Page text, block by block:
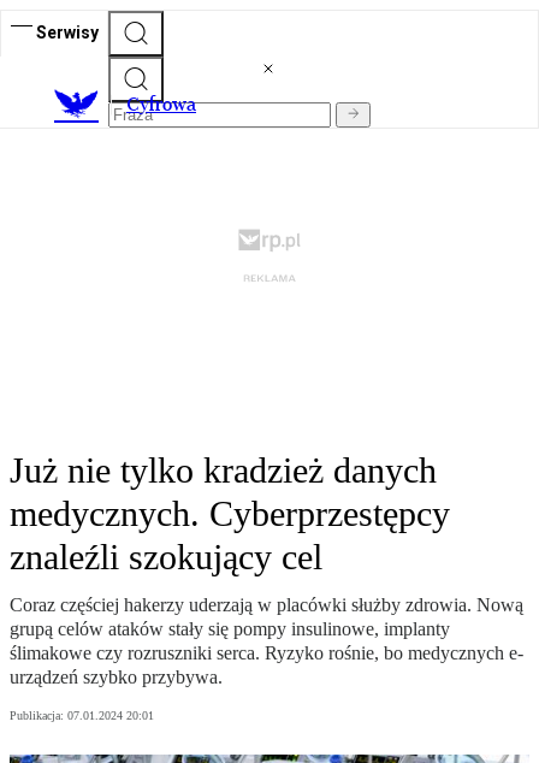
Serwisy
Cyfrowa
Już nie tylko kradzież danych
medycznych. Cyberprzestępcy
znaleźli szokujący cel
Coraz częściej hakerzy uderzają w placówki służby zdrowia. Nową
grupą celów ataków stały się pompy insulinowe, implanty
ślimakowe czy rozruszniki serca. Ryzyko rośnie, bo medycznych e-
urządzeń szybko przybywa.
Publikacja: 07.01.2024 20:01